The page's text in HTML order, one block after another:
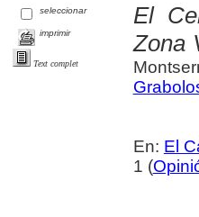
seleccionar
imprimir
Text complet
El
Zona
En: El
1 (